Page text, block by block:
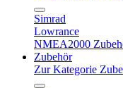
Simrad
Lowrance
NMEA2000
Zubehör
Zur Kategorie